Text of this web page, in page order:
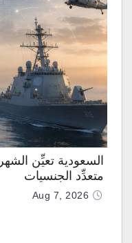
السعودية تعيِّن
متعدِّد الجنسيات
Aug 7, 2026